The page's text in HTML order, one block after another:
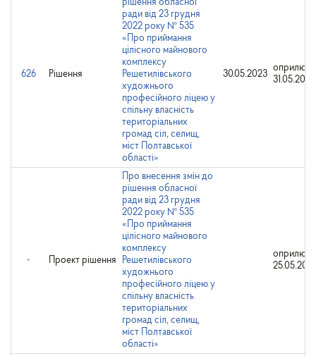
626 Рішення
рішення обласної
ради від 23 грудня
2022 року № 535
«Про приймання
цілісного майнового
комплексу
Решетилівського
художнього
професійного ліцею у
спільну власність
територіальних
громад сіл, селищ,
міст Полтавської
області»
30.05.2023
31.05.2023
- Проект рішення
Про внесення змін до
рішення обласної
ради від 23 грудня
2022 року № 535
«Про приймання
цілісного майнового
комплексу
Решетилівського
художнього
професійного ліцею у
спільну власність
територіальних
громад сіл, селищ,
міст Полтавської
області»